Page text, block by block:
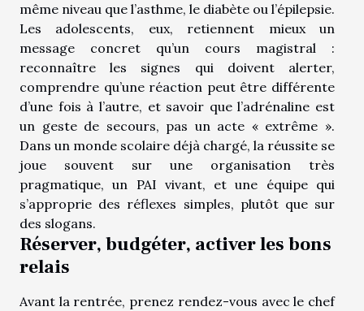
même niveau que l’asthme, le diabète ou l’épilepsie.
Les adolescents, eux, retiennent mieux un
message concret qu’un cours magistral :
reconnaître les signes qui doivent alerter,
comprendre qu’une réaction peut être différente
d’une fois à l’autre, et savoir que l’adrénaline est
un geste de secours, pas un acte « extrême ».
Dans un monde scolaire déjà chargé, la réussite se
joue souvent sur une organisation très
pragmatique, un PAI vivant, et une équipe qui
s’approprie des réflexes simples, plutôt que sur
des slogans.
Réserver, budgéter, activer les bons
relais
Avant la rentrée, prenez rendez-vous avec le chef